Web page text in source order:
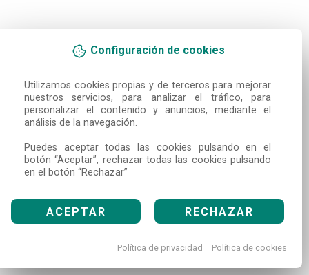
Configuración de cookies
Utilizamos cookies propias y de terceros para mejorar
nuestros servicios, para analizar el tráfico, para
personalizar el contenido y anuncios, mediante el
análisis de la navegación.
Puedes aceptar todas las cookies pulsando en el
botón “Aceptar”, rechazar todas las cookies pulsando
en el botón “Rechazar”
ACEPTAR RECHAZAR
Política de privacidad Política de cookies